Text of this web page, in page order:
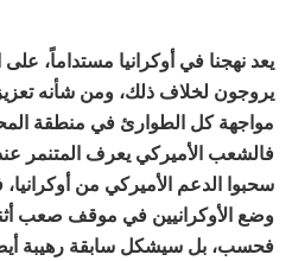
يعد نهجنا في أوكرانيا مستداماً،
يروجون لخلاف ذلك، ومن شأنه
مواجهة كل الطوارئ في منطقة
فالشعب الأميركي يعرف المتنمر
سحبوا الدعم الأميركي من
وضع الأوكرانيين في موقف صعب
فحسب، بل سيشكل سابقة رهيبة